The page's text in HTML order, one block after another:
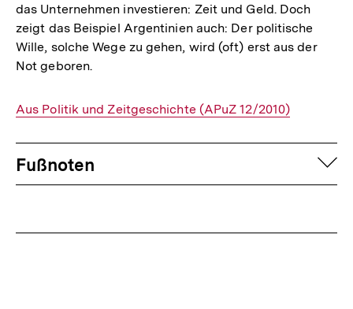
das Unternehmen investieren: Zeit und Geld. Doch
zeigt das Beispiel Argentinien auch: Der politische
Wille, solche Wege zu gehen, wird (oft) erst aus der
Not geboren.
Interner
Aus Politik und Zeitgeschichte (APuZ 12/2010)
Fussnoten
Fußnoten